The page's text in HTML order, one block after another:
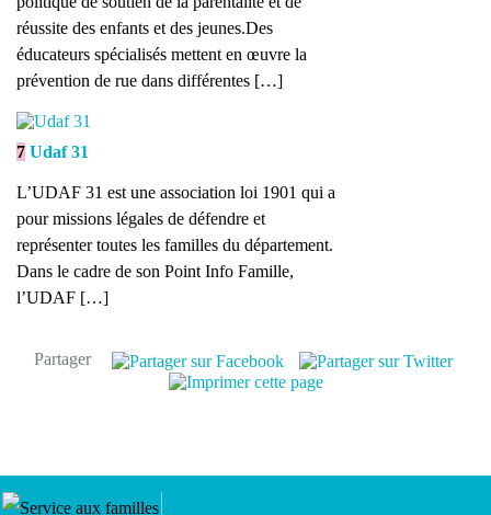
réussite des enfants et des jeunes.Des
éducateurs spécialisés mettent en œuvre la
prévention de rue dans différentes […]
7 Udaf 31
L’UDAF 31 est une association loi 1901 qui a
pour missions légales de défendre et
représenter toutes les familles du département.
Dans le cadre de son Point Info Famille,
l’UDAF […]
Partager